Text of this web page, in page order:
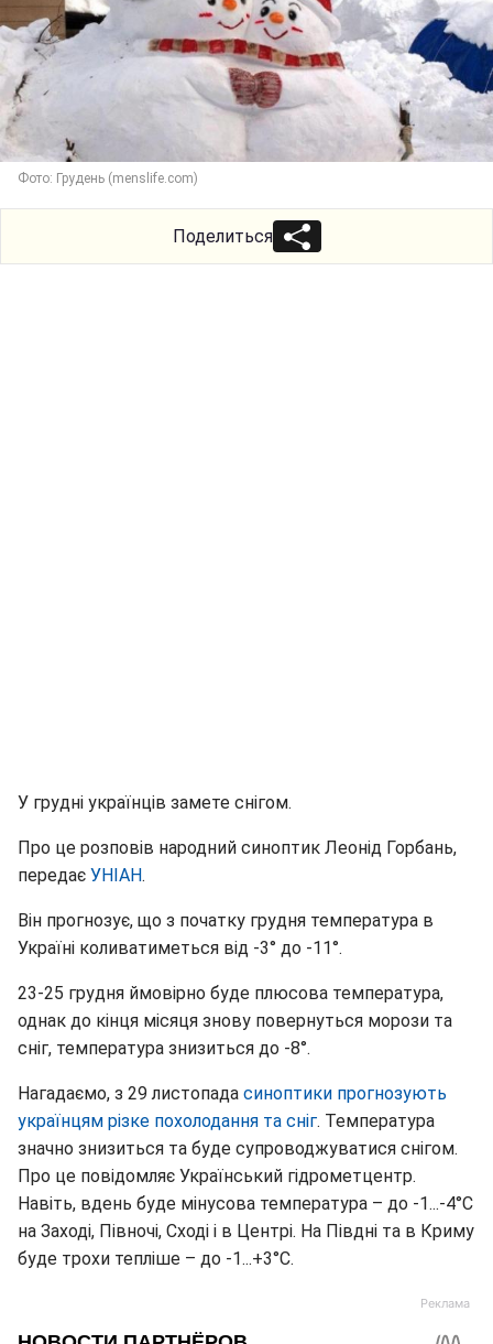
Фото: Грудень (menslife.com)
Поделиться
У грудні українців замете снігом.
Про це розповів народний синоптик Леонід Горбань,
передає УНІАН.
Він прогнозує, що з початку грудня температура в
Україні коливатиметься від -3° до -11°.
23-25 грудня ймовірно буде плюсова температура,
однак до кінця місяця знову повернуться морози та
сніг, температура знизиться до -8°.
Нагадаємо, з 29 листопада синоптики прогнозують
українцям різке похолодання та сніг. Температура
значно знизиться та буде супроводжуватися снігом.
Про це повідомляє Український гідрометцентр.
Навіть, вдень буде мінусова температура – до -1...-4°С
на Заході, Півночі, Сході і в Центрі. На Півдні та в Криму
буде трохи тепліше – до -1...+3°С.